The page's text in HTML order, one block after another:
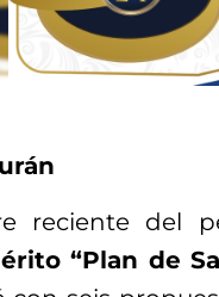
reciente del
“Plan de